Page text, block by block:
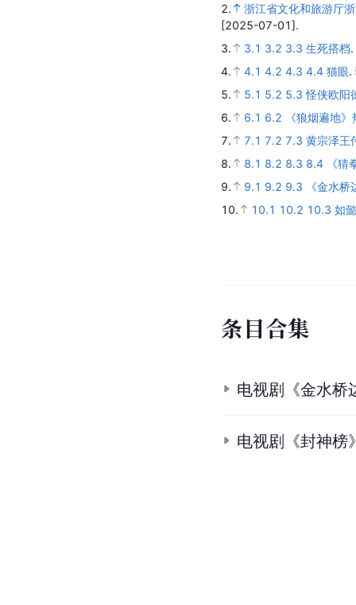
2.
浙江省文化和旅游厅
[2025-07-01].
3.
3.1 3.2 3.3 生死搭档.
4.
4.1 4.2 4.3 4.4 猫眼.
5.
5.1 5.2 5.3 怪侠欧阳
6.
6.1 6.2
《狼烟遍地
7.
7.1 7.2 7.3 黄宗泽王
8.
8.1 8.2 8.3 8.4
《
9.
9.1 9.2 9.3
《金水
10.
10.1 10.2 10.3 如
条目合集
电视剧《金水桥
电视剧《封神榜